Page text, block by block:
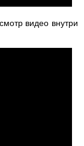
видео внутри